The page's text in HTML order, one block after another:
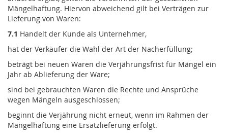
Mängelhaftung. Hiervon abweichend gilt bei Verträgen zur
Lieferung von Waren:
7.1 Handelt der Kunde als Unternehmer,
hat der Verkäufer die Wahl der Art der Nacherfüllung;
beträgt bei neuen Waren die Verjährungsfrist für Mängel ein
Jahr ab Ablieferung der Ware;
sind bei gebrauchten Waren die Rechte und Ansprüche
wegen Mängeln ausgeschlossen;
beginnt die Verjährung nicht erneut, wenn im Rahmen der
Mängelhaftung eine Ersatzlieferung erfolgt.